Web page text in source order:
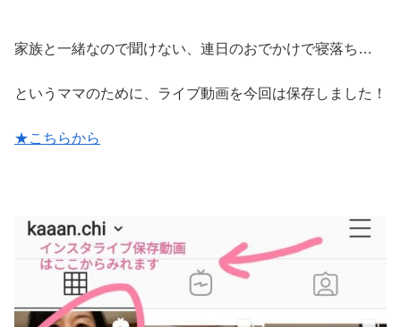
家族と一緒なので聞けない、連日のおでかけで寝落ち…
というママのために、ライブ動画を今回は保存しました！
★こちらから